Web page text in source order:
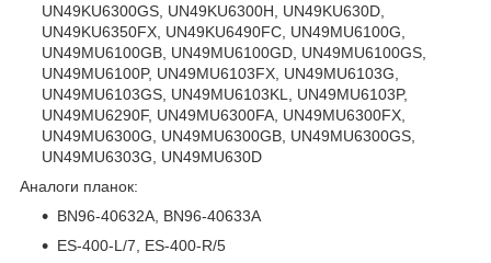
UN49KU6300GS, UN49KU6300H, UN49KU630D,
UN49KU6350FX, UN49KU6490FC, UN49MU6100G,
UN49MU6100GB, UN49MU6100GD, UN49MU6100GS,
UN49MU6100P, UN49MU6103FX, UN49MU6103G,
UN49MU6103GS, UN49MU6103KL, UN49MU6103P,
UN49MU6290F, UN49MU6300FA, UN49MU6300FX,
UN49MU6300G, UN49MU6300GB, UN49MU6300GS,
UN49MU6303G, UN49MU630D
Аналоги планок:
BN96-40632A, BN96-40633A
ES-400-L/7, ES-400-R/5